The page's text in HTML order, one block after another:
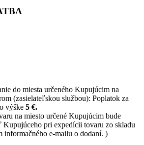
do miesta určeného Kupujúcim na
(zasielateľskou službou): Poplatok za
výške 5 €.
na miesto určené Kupujúcim bude
pri expedícii tovaru zo skladu
informačného e-mailu o dodaní. )